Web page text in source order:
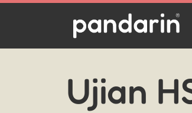
Ujian